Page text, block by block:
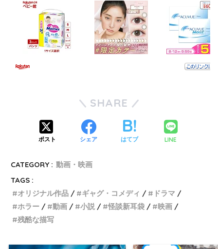
SHARE
ポスト シェア はてブ LINE
CATEGORY : 動画・映画
TAGS :
オリジナル作品
ギャグ・コメディ
ドラマ
ホラー
動画 小説 怪談新耳袋
映画
残酷な描写